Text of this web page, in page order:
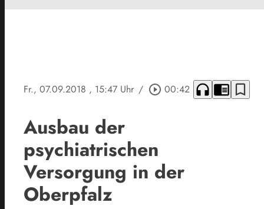
Fr., 07.09.2018 , 15:47 Uhr / play_circle_outline 00:42 headphones chrome_reader_mode bookmark_border
Ausbau der
psychiatrischen
Versorgung in der
Oberpfalz